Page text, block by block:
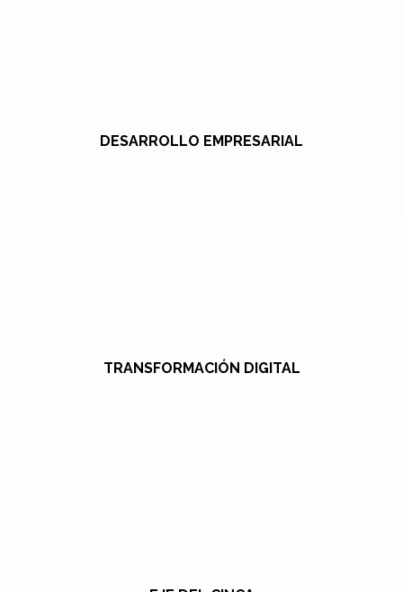
DESARROLLO EMPRESARIAL
TRANSFORMACIÓN DIGITAL